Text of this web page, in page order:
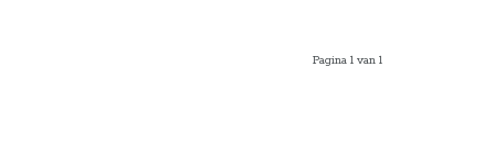
Pagina 1 van 1